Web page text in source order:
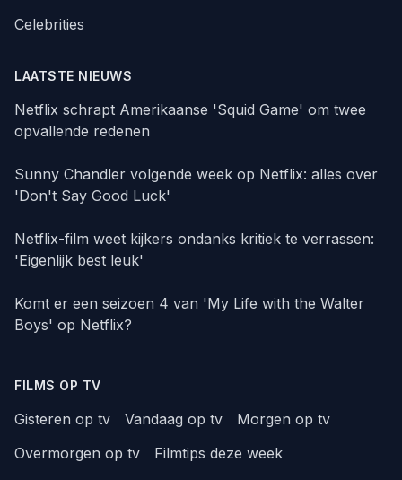
Celebrities
LAATSTE NIEUWS
Netflix schrapt Amerikaanse 'Squid Game' om twee
opvallende redenen
Sunny Chandler volgende week op Netflix: alles over
'Don't Say Good Luck'
Netflix-film weet kijkers ondanks kritiek te verrassen:
'Eigenlijk best leuk'
Komt er een seizoen 4 van 'My Life with the Walter
Boys' op Netflix?
FILMS OP TV
Gisteren op tv Vandaag op tv
Morgen op tv
Overmorgen op tv
Filmtips deze week